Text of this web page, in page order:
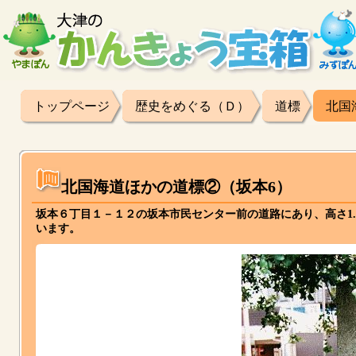
トップページ 歴史をめぐる（Ｄ） 道標 北国
北国海道ほかの道標②（坂本6）
坂本６丁目１－１２の坂本市民センター前の道路にあり、高
います。